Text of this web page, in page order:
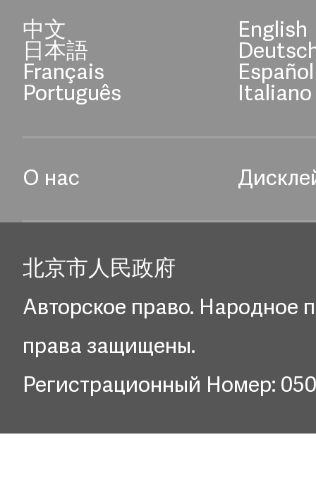
中文 English
日本語
Français Español
Português Italiano
О нас
北京市人民政府
Авторское право. Народное
права защищены.
Регистрационный Номер: